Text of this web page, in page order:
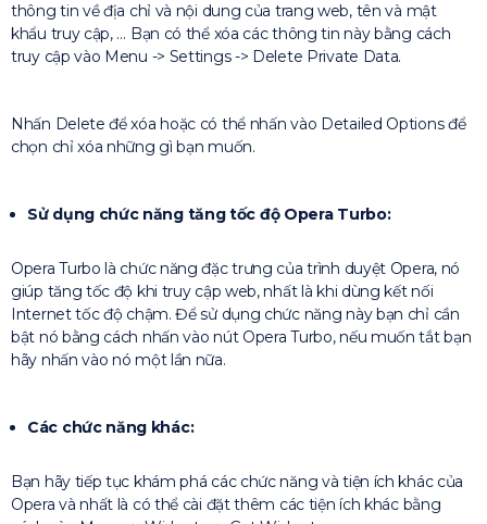
thông tin về địa chỉ và nội dung của trang web, tên và mật
khẩu truy cập, … Bạn có thể xóa các thông tin này bằng cách
truy cập vào Menu -> Settings -> Delete Private Data.
Nhấn Delete để xóa hoặc có thể nhấn vào Detailed Options để
chọn chỉ xóa những gì bạn muốn.
Sử dụng chức năng tăng tốc độ Opera Turbo:
Opera Turbo là chức năng đặc trưng của trình duyệt Opera, nó
giúp tăng tốc độ khi truy cập web, nhất là khi dùng kết nối
Internet tốc độ chậm. Để sử dụng chức năng này bạn chỉ cần
bật nó bằng cách nhấn vào nút Opera Turbo, nếu muốn tắt bạn
hãy nhấn vào nó một lần nữa.
Các chức năng khác:
Bạn hãy tiếp tục khám phá các chức năng và tiện ích khác của
Opera và nhất là có thể cài đặt thêm các tiện ích khác bằng